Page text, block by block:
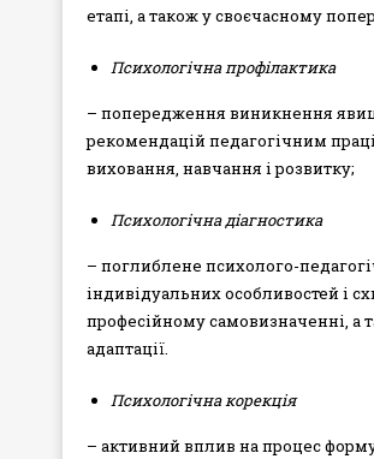
етапі, а також у своєчасному
Психологічна профілактика
– попередження виникнення явищ
рекомендацій педагогічним
виховання, навчання і розвитку;
Психологічна діагностика
– поглиблене психолого-
індивідуальних особливостей і
професійному самовизначенні, а
адаптації.
Психологічна корекція
– активний вплив на процес